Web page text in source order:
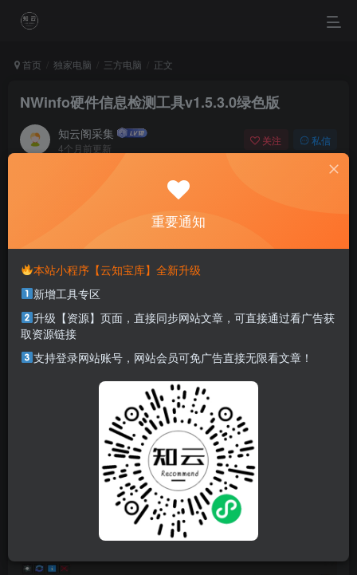
首页 独家电脑 三方电脑 正文
NWinfo硬件信息检测工具v1.5.3.0绿色版
知云阁采集
4个月前更新
关注 私信
Nothing is more terrible than ignorance in action.
最可怕的事莫过于无知而行动
本站部分资源打包为压缩包以方便分享，涉及较多
击解压密码
软件介绍
NWinfo是一款专为Windows设计的Win32应用，可收集系统
和硬件信息，不依赖WMI，确保信息准确实时。它支持多版
本Windows，包括XP，能从SMBIOS、CPUID等多源获取信
息，并以JSON、YAML、LUA格式导出。NWinfo提供灵活的
命令行选项，用户可定制信息类型。
重要通知
本站小程序【云知宝库】全新升级
新增工具专区
升级【资源】页面，直接同步网站文章，可直接通过看广告获
取资源链接
支持登录网站账号，网站会员可免广告直接无限看文章！